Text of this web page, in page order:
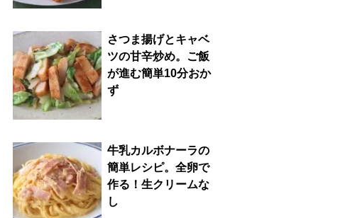
さつま揚げとキャベ
ツの甘辛炒め。ご飯
が進む簡単10分おか
ず
牛乳カルボナーラの
簡単レシピ。全卵で
作る！生クリームな
し